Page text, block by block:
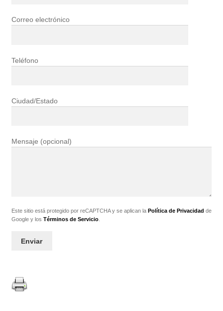
Correo electrónico
Teléfono
Ciudad/Estado
Mensaje (opcional)
Este sitio está protegido por reCAPTCHA y se aplican la Política de Privacidad de
Google y los Términos de Servicio.